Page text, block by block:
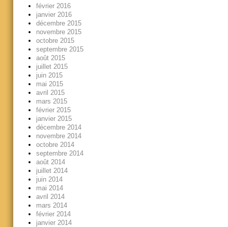
février 2016
janvier 2016
décembre 2015
novembre 2015
octobre 2015
septembre 2015
août 2015
juillet 2015
juin 2015
mai 2015
avril 2015
mars 2015
février 2015
janvier 2015
décembre 2014
novembre 2014
octobre 2014
septembre 2014
août 2014
juillet 2014
juin 2014
mai 2014
avril 2014
mars 2014
février 2014
janvier 2014